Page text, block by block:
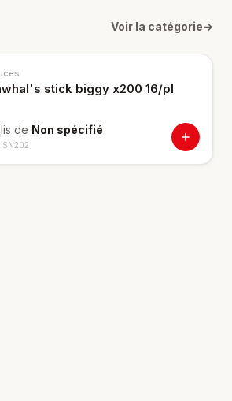
Voir la catégorie→
stick biggy x200 16/pl
de Non spécifié
SN202